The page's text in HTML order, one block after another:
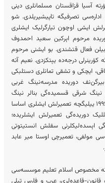
۱۹۹۰-۱۹۹۱ ییللریده اۉرته آسیا قزاقستان مسلمانلری دینی
تصرفیگه تاپیشیریلدی. شو
ایشی اوچون تیارگرلیک ایشلری
مرحوم اېرکین سعید احمدوف
فعال قتشندی. بو ایشنی مرحوم
درجه‌ده یېتکزدی. نعیم آته
ایچکی و تشقی تمانلری دستلبکی
دوریده مدرسه‌نینگ غربی
شرقی قسمیده‌گی بنالر نینگ
ایکینچی قبتی تیکلنیب و اوستی یاپیلدی. ۱۹۹۶ ییلیگچه تعمیرلش ایشلری اساسا
دوریده‌گی تعمیرلش ایشلریده؛
اېسده‌لیکلرنی سقلش انستیتوتی
مولفی، تعمیرچی اوستا میر عابد
مخصوص اسلام تعلیم موسسه‌سی
قاعده‌لری، عرب و فارس تیلی